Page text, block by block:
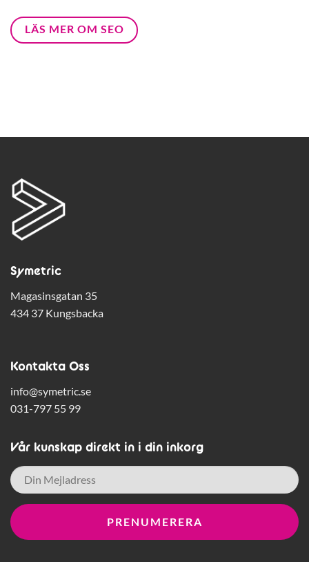
LÄS MER OM SEO
Symetric
Magasinsgatan 35
434 37 Kungsbacka
Kontakta Oss
info@symetric.se
031-797 55 99
Vår kunskap direkt in i din inkorg
E-
post *